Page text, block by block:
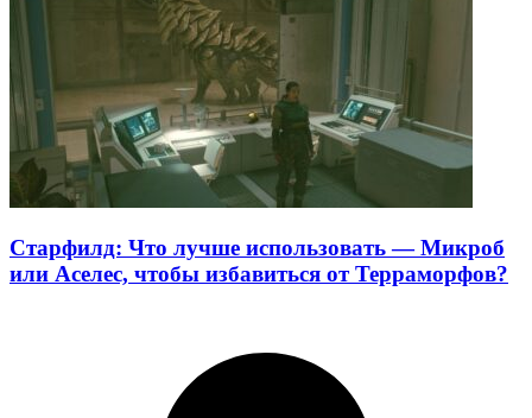
Старфилд: Что лучше использовать — Микроб
или Аселес, чтобы избавиться от Терраморфов?